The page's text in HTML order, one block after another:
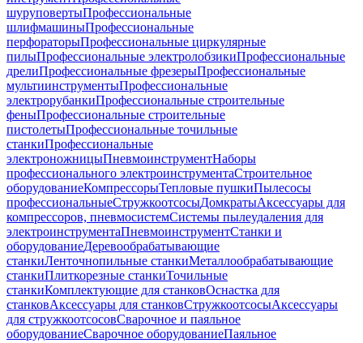
шуруповертыПрофессиональные
шлифмашиныПрофессиональные
перфораторыПрофессиональные циркулярные
пилыПрофессиональные электролобзикиПрофессиональные
дрелиПрофессиональные фрезерыПрофессиональные
мультиинструментыПрофессиональные
электрорубанкиПрофессиональные строительные
феныПрофессиональные строительные
пистолетыПрофессиональные точильные
станкиПрофессиональные
электроножницыПневмоинструментНаборы
профессионального электроинструментаСтроительное
оборудованиеКомпрессорыТепловые пушкиПылесосы
профессиональныеСтружкоотсосыДомкратыАксессуары для
компрессоров, пневмосистемСистемы пылеудаления для
электроинструментаПневмоинструментСтанки и
оборудованиеДеревообрабатывающие
станкиЛенточнопильные станкиМеталлообрабатывающие
станкиПлиткорезные станкиТочильные
станкиКомплектующие для станковОснастка для
станковАксессуары для станковСтружкоотсосыАксессуары
для стружкоотсосовСварочное и паяльное
оборудованиеСварочное оборудованиеПаяльное